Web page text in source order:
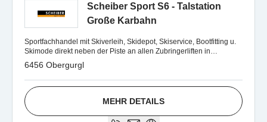
Scheiber Sport S6 - Talstation
Große Karbahn
Sportfachhandel mit Skiverleih, Skidepot, Skiservice, Bootfitting u.
Skimode direkt neben der Piste an allen Zubringerliften in
Obergurgl u. Hochgurgl
6456 Obergurgl
MEHR DETAILS